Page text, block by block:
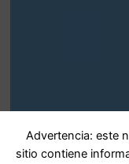
Advertencia: este
sitio contiene